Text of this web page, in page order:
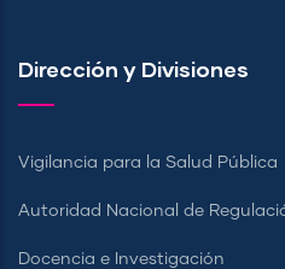
Dirección y Divisiones
Vigilancia para la Salud Pública
Autoridad Nacional de
Docencia e Investigación